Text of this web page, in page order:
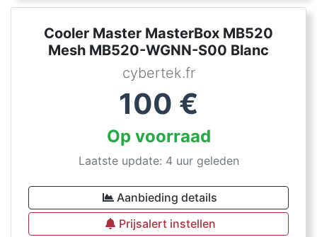
Cooler Master MasterBox MB520
Mesh MB520-WGNN-S00 Blanc
cybertek.fr
100 €
Op voorraad
Laatste update: 4 uur geleden
Aanbieding details
Prijsalert instellen